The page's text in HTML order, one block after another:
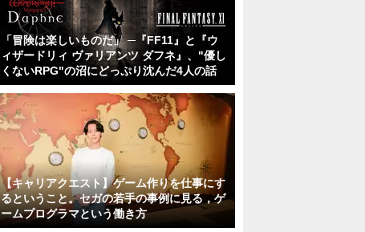
「冒険は楽しいものだ」 ─『FF11』と『ウ
ィザードリィ ヴァリアンツ ダフネ』、"優し
くないRPG"の沼にどっぷり沈んだ4人の話
【キャリアクエスト】ゲーム作りを仕事にす
るということ。セガの若手の事例に見る，ゲ
ームプログラマという働き方